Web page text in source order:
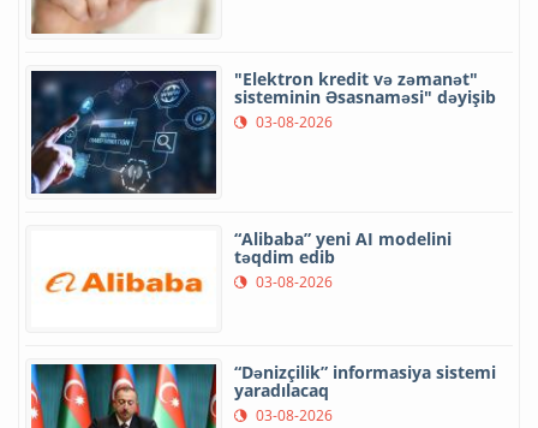
"Elektron kredit və zəmanət"
sisteminin Əsasnaməsi" dəyişib
03-08-2026
“Alibaba” yeni AI modelini
təqdim edib
03-08-2026
“Dənizçilik” informasiya sistemi
yaradılacaq
03-08-2026